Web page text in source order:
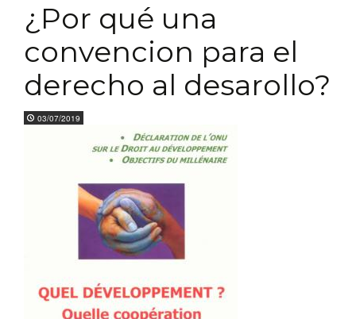
¿Por qué una
convencion para el
derecho al desarollo?
03/07/2019